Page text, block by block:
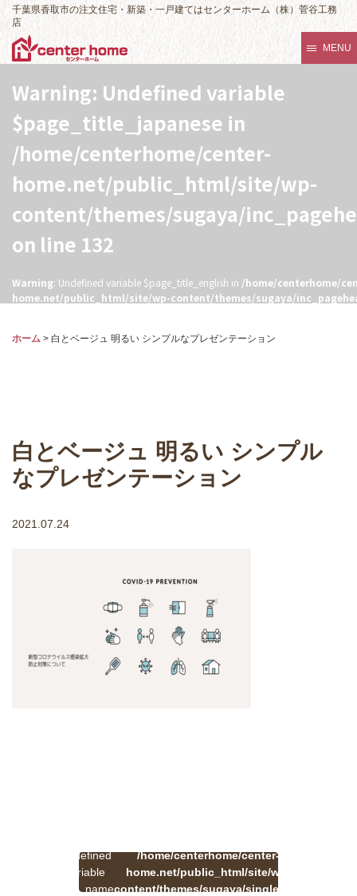
千葉県香取市の注文住宅・新築・一戸建てはセンターホーム（株）菅谷工務
店
MENU
Warning: Undefined variable
$page_title_japanese in
/home/centerhome/center-
home.net/public_html/site/wp-
content/themes/sugaya/
on line 132
Warning: Undefined variable $page_title_english in /home/centerhome/
home.net/public_html/site/wp-content/themes/sugaya/
ホーム > 白とベージュ 明るい シンプルなプレゼンテーション
白とベージュ 明るい シンプル
なプレゼンテーション
2021.07.24
Undefined
variable
$cat_name
/home/centerhome/center-
home.net/public_html/site/wp-
content/themes/sugaya/single.php